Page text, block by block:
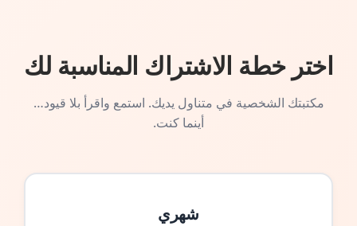
اختر خطة الاشتراك المناسبة لك
مكتبتك الشخصية في متناول يديك. استمع واقرأ بلا قيود…
أينما كنت.
شهري